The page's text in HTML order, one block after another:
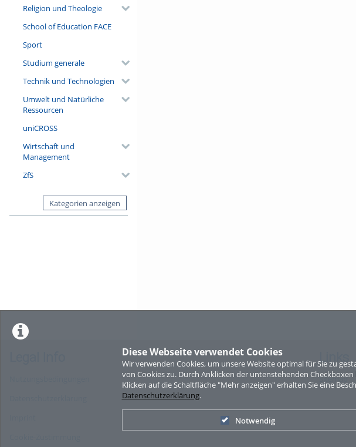
Diese Webseite verwendet Cookies
Wir verwenden Cookies, um unsere Website optimal für Sie zu
von Cookies zu. Durch Anklicken der untenstehenden
Klicken auf die Schaltfläche "Mehr anzeigen" erhalten Sie eine
Datenschutzerklärung.
Notwendig
Religion und Theologie
School of Education FACE
Sport
Studium generale
Technik und Technologien
Umwelt und Natürliche
Ressourcen
uniCROSS
Wirtschaft und
Management
ZfS
Kategorien anzeigen
Links
Sitemap